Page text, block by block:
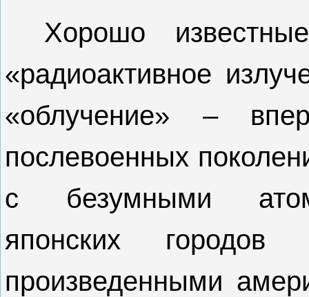
Хорошо
«радиоактивное
«облучение» –
послевоенных
с безумными
японских
произведенными